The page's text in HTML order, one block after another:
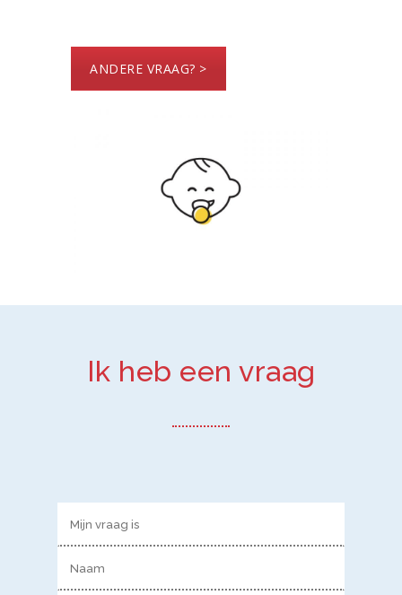
ANDERE VRAAG? >
Ik heb een vraag